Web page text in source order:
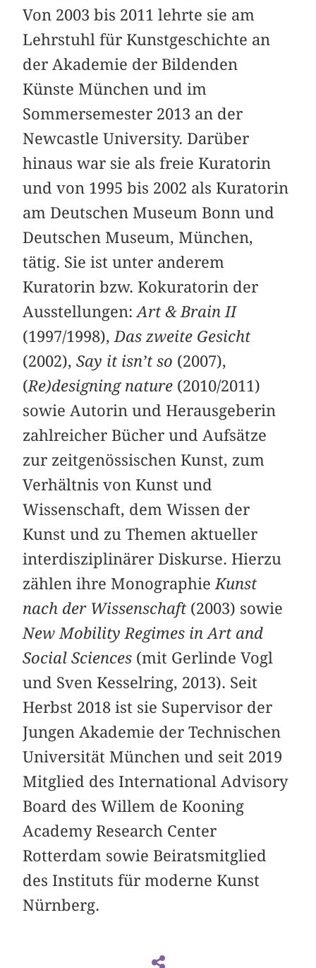
Von 2003 bis 2011 lehrte sie am
Lehrstuhl für Kunstgeschichte an
der Akademie der Bildenden
Künste München und im
Sommersemester 2013 an der
Newcastle University. Darüber
hinaus war sie als freie Kuratorin
und von 1995 bis 2002 als Kuratorin
am Deutschen Museum Bonn und
Deutschen Museum, München,
tätig. Sie ist unter anderem
Kuratorin bzw. Kokuratorin der
Ausstellungen:Art & Brain II
(1997/1998), Das zweite Gesicht
(2002),Say it isn’t so (2007),
(Re)designing nature (2010/2011)
sowie Autorin und Herausgeberin
zahlreicher Bücher und Aufsätze
zur zeitgenössischen Kunst, zum
Verhältnis von Kunst und
Wissenschaft, dem Wissen der
Kunst und zu Themen aktueller
interdisziplinärer Diskurse. Hierzu
zählen ihre Monographie Kunst
nach der Wissenschaft (2003) sowie
New Mobility Regimes in Art and
Social Sciences (mit Gerlinde Vogl
und Sven Kesselring, 2013). Seit
Herbst 2018 ist sie Supervisor der
Jungen Akademie der Technischen
Universität München und seit 2019
Mitglied des International Advisory
Board des Willem de Kooning
Academy Research Center
Rotterdam sowie Beiratsmitglied
des Instituts für moderne Kunst
Nürnberg.